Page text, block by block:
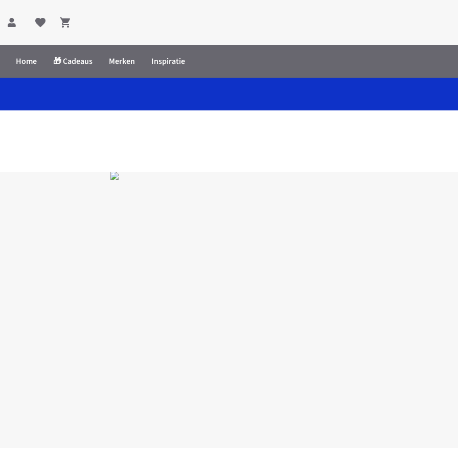
Shopping cart
Home 🎁 Cadeaus Merken Inspiratie